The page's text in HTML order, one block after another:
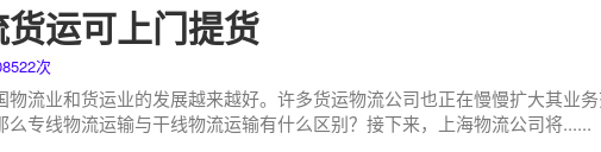
运可上门提货
次
物流业和货运业的发展越来越好。许多货运物流公司也正在慢慢扩大其业
专线物流运输与干线物流运输有什么区别？接下来，上海物流公司将......